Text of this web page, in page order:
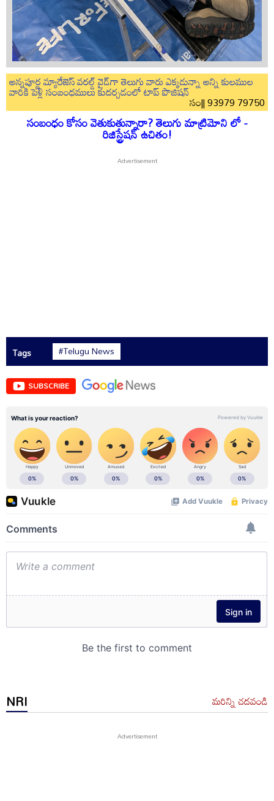
అన్నపూర్ణ మ్యారేజెస్ వరల్డ్ వైడ్‌గా తెలుగు వారు ఎక్కడున్నా అన్ని కులముల
వారికి పెళ్లి సంబంధములు కుదర్చడంలో టాప్ పొజిషన్
సం|| 93979 79750
సంబంధం కోసం వెతుకుతున్నారా? తెలుగు మాట్రిమోని లో -
రిజిస్ట్రేషన్ ఉచితం!
Tags #Telugu News
SUBSCRIBE
NRI మరిన్ని చదవండి